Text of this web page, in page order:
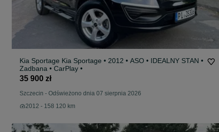
Kia Sportage Kia Sportage • 2012 • ASO • IDEALNY STAN •
Zadbana • CarPlay •
35 900 zł
Szczecin - Odświeżono dnia 07 sierpnia 2026
2012 - 158 120 km